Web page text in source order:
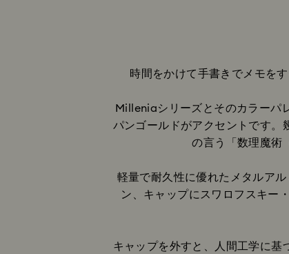
時間をかけて手書きでメモを
Milleniaシリーズとそのカラーパ
パンゴールドがアクセントです。
の言う「数理魔術
軽量で耐久性に優れたメタルア
ン、キャップにスワロフスキー
キャップを外すと、人間工学に基